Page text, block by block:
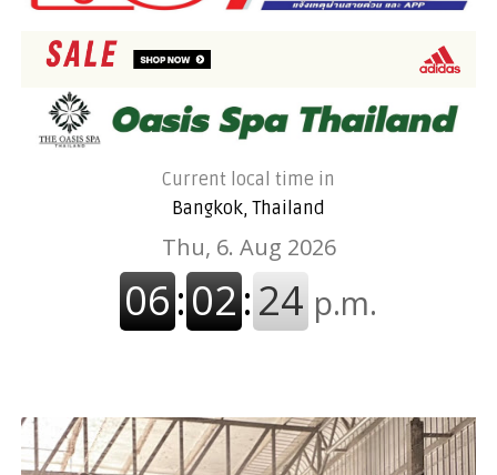
Current local time in
Bangkok, Thailand